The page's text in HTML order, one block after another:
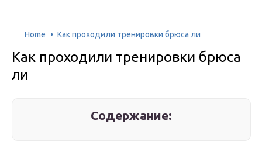
Home Как проходили тренировки брюса ли
Как проходили тренировки брюса
ли
Содержание: